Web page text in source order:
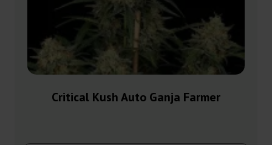
Critical Kush Auto Ganja Farmer